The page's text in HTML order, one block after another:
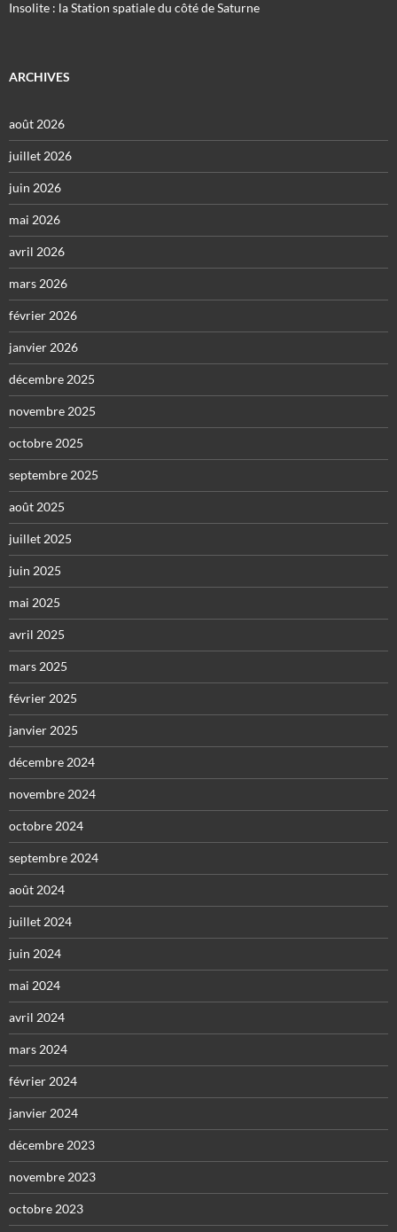
Insolite : la Station spatiale du côté de Saturne
ARCHIVES
août 2026
juillet 2026
juin 2026
mai 2026
avril 2026
mars 2026
février 2026
janvier 2026
décembre 2025
novembre 2025
octobre 2025
septembre 2025
août 2025
juillet 2025
juin 2025
mai 2025
avril 2025
mars 2025
février 2025
janvier 2025
décembre 2024
novembre 2024
octobre 2024
septembre 2024
août 2024
juillet 2024
juin 2024
mai 2024
avril 2024
mars 2024
février 2024
janvier 2024
décembre 2023
novembre 2023
octobre 2023